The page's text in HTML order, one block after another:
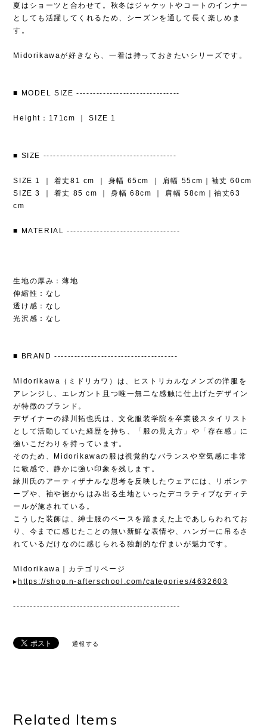
夏はショーツと合わせて。秋冬はジャケットやコートのインナー
としても活躍してくれるため、シーズンを通して長く楽しめま
す。
Midorikawaが好きなら、一着は持っておきたいシリーズです。
■ MODEL SIZE -------------------------------
Height：171cm ｜ SIZE 1
■ SIZE ----------------------------------------
SIZE 1 ｜ 着丈81 cm ｜ 身幅 65cm ｜ 肩幅 55cm｜袖丈 60cm
SIZE 3 ｜ 着丈 85 cm ｜ 身幅 68cm ｜ 肩幅 58cm｜袖丈63
cm
■ MATERIAL ----------------------------------
生地の厚み：薄地
伸縮性：なし
透け感：なし
光沢感：なし
■ BRAND -------------------------------------
Midorikawa（ミドリカワ）は、ヒストリカルなメンズの洋服を
アレンジし、エレガント且つ唯一無二な感触に仕上げたデザイン
が特徴のブランド。
デザイナーの緑川拓也氏は、文化服装学院を卒業後スタイリスト
として活動していた経歴を持ち、「服の見え方」や「存在感」に
強いこだわりを持っています。
そのため、Midorikawaの服は視覚的なバランスや空気感に非常
に敏感で、静かに強い印象を残します。
緑川氏のアーティザナルな思考を反映したウェアには、リボンテ
ープや、袖や裾からはみ出る生地といったデコラティブなディテ
ールが施されている。
こうした装飾は、紳士服のベースを踏まえた上であしらわれてお
り、今までに感じたことの無い新鮮な表情や、ハンガーに吊るさ
れているだけなのに感じられる独創的な佇まいが魅力です。
Midorikawa｜カテゴリページ
▸https://shop.n-afterschool.com/categories/4632603
--------------------------------------------------
通報する
Related Items